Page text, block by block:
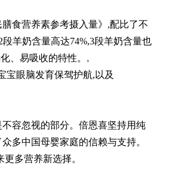
食营养素参考摄入量》,配比了不
羊奶含量高达74%,3段羊奶含量也
、易吸收的特性。 ,
宝眼脑发育保驾护航,以及
容忽视的部分。倍恩喜坚持用纯
多中国母婴家庭的信赖与支持。
多营养新选择。